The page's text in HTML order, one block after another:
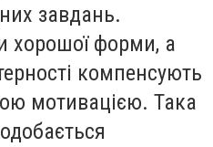
завдань.
хорошої форми, а
компенсують
мотивацією. Така